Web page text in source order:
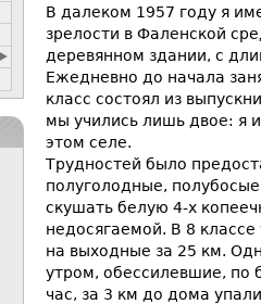
В далеком 1957 году я
зрелости в Фаленской
деревянном здании, с
Ежедневно до начала
класс состоял из
мы учились лишь двое: я
этом селе.
Трудностей было
полуголодные,
скушать белую 4-х
недосягаемой. В 8
на выходные за 25 км.
утром, обессилевшие, по
час, за 3 км до дома